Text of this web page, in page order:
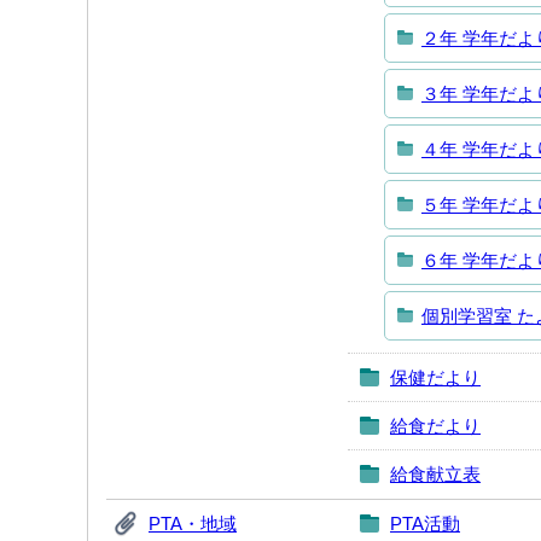
２年 学年だよ
３年 学年だよ
４年 学年だよ
５年 学年だよ
６年 学年だよ
個別学習室 た
保健だより
給食だより
給食献立表
PTA・地域 PTA活動